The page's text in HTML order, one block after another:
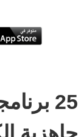
25